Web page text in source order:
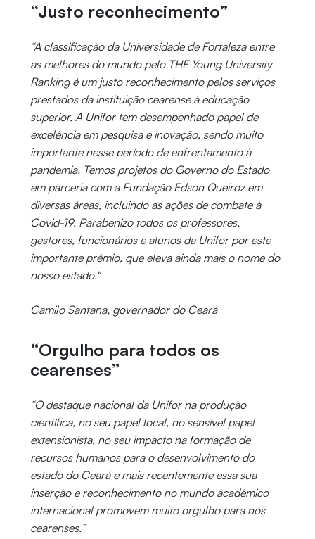
“Justo reconhecimento”
“A classificação da Universidade de Fortaleza entre
as melhores do mundo pelo THE Young University
Ranking é um justo reconhecimento pelos serviços
prestados da instituição cearense à educação
superior. A Unifor tem desempenhado papel de
excelência em pesquisa e inovação, sendo muito
importante nesse período de enfrentamento à
pandemia. Temos projetos do Governo do Estado
em parceria com a Fundação Edson Queiroz em
diversas áreas, incluindo as ações de combate à
Covid-19. Parabenizo todos os professores,
gestores, funcionários e alunos da Unifor por este
importante prêmio, que eleva ainda mais o nome do
nosso estado."
Camilo Santana, governador do Ceará
“Orgulho para todos os
cearenses”
“O destaque nacional da Unifor na produção
científica, no seu papel local, no sensível papel
extensionista, no seu impacto na formação de
recursos humanos para o desenvolvimento do
estado do Ceará e mais recentemente essa sua
inserção e reconhecimento no mundo acadêmico
internacional promovem muito orgulho para nós
cearenses.”